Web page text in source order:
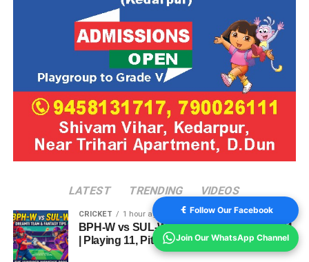
LATEST TRENDING VIDEOS
CRICKET 1 hour ago
BPH-W vs SUL-W Dream11 Team Match 24
| Playing 11, Pitch Report & Fantasy Tips
Follow Our Facebook
Join Our WhatsApp Channel